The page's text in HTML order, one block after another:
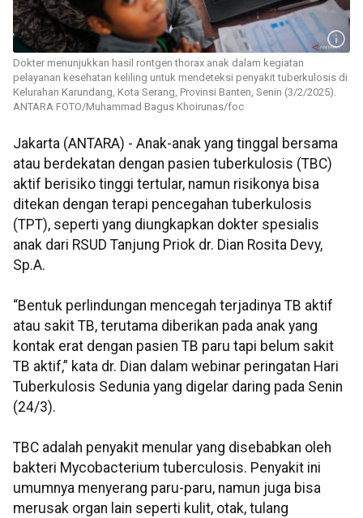
Dokter menunjukkan hasil rontgen thorax anak dalam kegiatan
pelayanan kesehatan keliling untuk mendeteksi penyakit tuberkulosis di
Kelurahan Karundang, Kota Serang, Provinsi Banten, Senin (3/2/2025).
ANTARA FOTO/Muhammad Bagus Khoirunas/foc
Jakarta (ANTARA) - Anak-anak yang tinggal bersama
atau berdekatan dengan pasien tuberkulosis (TBC)
aktif berisiko tinggi tertular, namun risikonya bisa
ditekan dengan terapi pencegahan tuberkulosis
(TPT), seperti yang diungkapkan dokter spesialis
anak dari RSUD Tanjung Priok dr. Dian Rosita Devy,
Sp.A.
“Bentuk perlindungan mencegah terjadinya TB aktif
atau sakit TB, terutama diberikan pada anak yang
kontak erat dengan pasien TB paru tapi belum sakit
TB aktif,” kata dr. Dian dalam webinar peringatan Hari
Tuberkulosis Sedunia yang digelar daring pada Senin
(24/3).
TBC adalah penyakit menular yang disebabkan oleh
bakteri Mycobacterium tuberculosis. Penyakit ini
umumnya menyerang paru-paru, namun juga bisa
merusak organ lain seperti kulit, otak, tulang